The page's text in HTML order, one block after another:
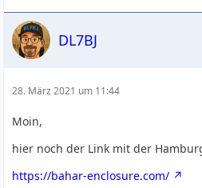
DL7BJ
28. März 2021 um 11:44
Moin,
hier noch der Link mit der
https://bahar-enclosure.com/